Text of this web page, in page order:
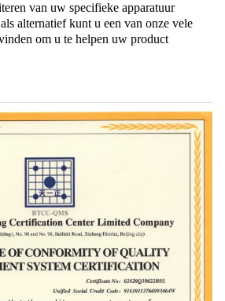
van uw specifieke apparatuur
alternatief kunt u een van onze vele
om u te helpen uw product